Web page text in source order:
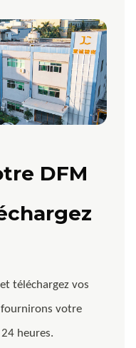
DFM
téléchargez vos
fournirons votre
heures.